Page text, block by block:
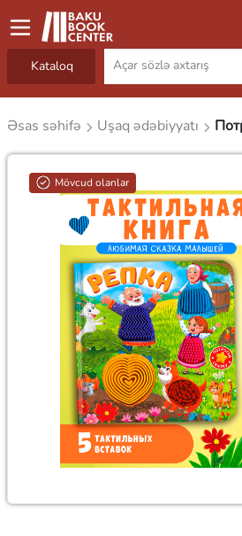
Kataloq
Əsas səhifə Uşaq ədəbiyyatı
Mövcud olanlar